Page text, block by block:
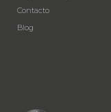
Contacto
Blog